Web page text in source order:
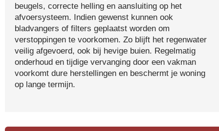
beugels, correcte helling en aansluiting op het
afvoersysteem. Indien gewenst kunnen ook
bladvangers of filters geplaatst worden om
verstoppingen te voorkomen. Zo blijft het regenwater
veilig afgevoerd, ook bij hevige buien. Regelmatig
onderhoud en tijdige vervanging door een vakman
voorkomt dure herstellingen en beschermt je woning
op lange termijn.